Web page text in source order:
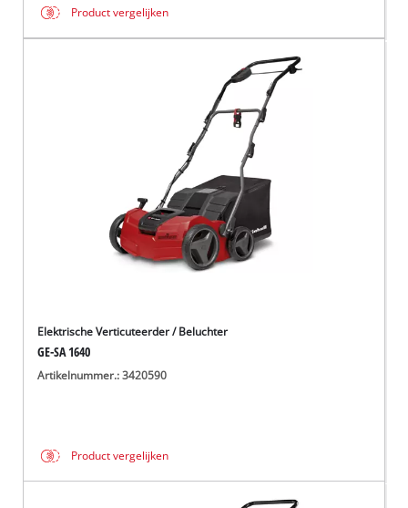
Product vergelijken
Elektrische Verticuteerder / Beluchter
GE-SA 1640
Artikelnummer.: 3420590
Product vergelijken